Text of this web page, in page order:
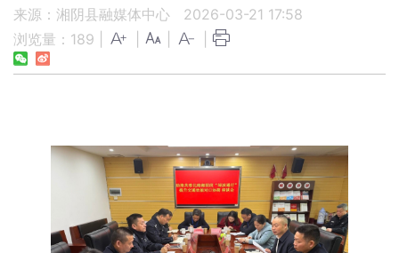
来源：湘阴县融媒体中心
2026-03-21 17:58
浏览量： 189